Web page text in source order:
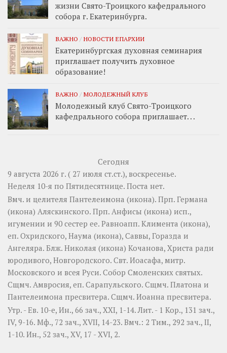
жизни Свято-Троицкого кафедрального
собора г. Екатеринбурга.
ВАЖНО / НОВОСТИ ЕПАРХИИ
Екатеринбургская духовная семинария
приглашает получить духовное
образование!
ВАЖНО / МОЛОДЕЖНЫЙ КЛУБ
Молодежный клуб Свято-Троицкого
кафедрального собора приглашает. . .
Сегодня
9 августа 2026 г. ( 27 июля ст.ст.), воскресенье.
Неделя 10-я по Пятидесятнице. Поста нет.
Вмч. и целителя Пантелеимона (икона). Прп. Германа
(икона) Аляскинского. Прп. Анфисы (икона) исп.,
игумении и 90 сестер ее. Равноапп. Климента (икона),
еп. Охридского, Наума (икона), Саввы, Горазда и
Ангеляра. Блж. Николая (икона) Кочанова, Христа ради
юродивого, Новгородского. Свт. Иоасафа, митр.
Московского и всея Руси. Собор Смоленских святых.
Сщмч. Амвросия, еп. Сарапульского. Сщмч. Платона и
Пантелеимона пресвитера. Сщмч. Иоанна пресвитера.
Утр. - Ев. 10-е, Ин., 66 зач., XXI, 1-14.Лит. - 1 Кор., 131 зач.,
IV, 9-16. Мф., 72 зач., XVII, 14-23. Вмч.: 2 Тим., 292 зач., II,
1-10. Ин., 52 зач., XV, 17 - XVI, 2.